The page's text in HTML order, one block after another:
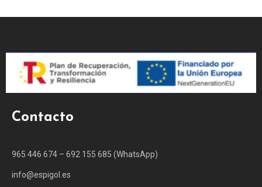
Contacto
965 446 674 – 692 155 685 (WhatsApp)
info@espigol.es